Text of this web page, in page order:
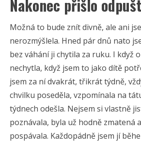
Nakonec přišlo
Možná to bude znít divně, ale ani
nerozmýšlela. Hned pár dnů nato
bez váhání ji chytila za ruku. I když
nechytla, když jsem to jako dítě
jsem za ní dvakrát, třikrát týdně,
chvilku poseděla, vzpomínala na
týdnech odešla. Nejsem si vlastně
poznávala, byla už hodně zmatená
pospávala. Každopádně jsem jí